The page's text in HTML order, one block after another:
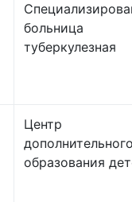
больница
туберкулезная
Центр
образования